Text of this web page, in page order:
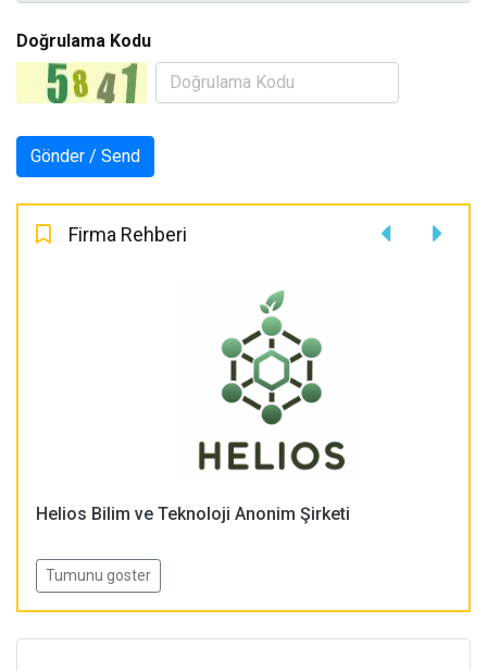
Doğrulama Kodu
Firma Rehberi
Helios Bilim ve Teknoloji Anonim Şirketi
Tumunu goster